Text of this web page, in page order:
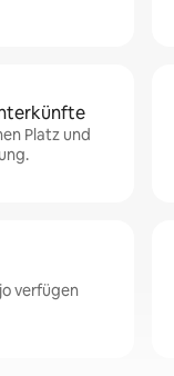
Platz und
verfügen